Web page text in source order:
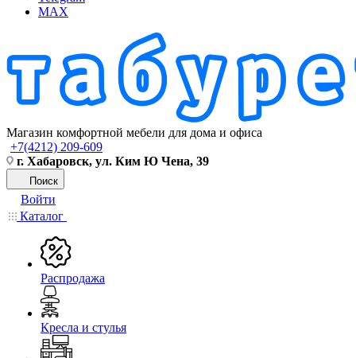
MAX
Магазин комфортной мебели для дома и офиса
+7(4212) 209-609
г. Хабаровск, ул. Ким Ю Чена, 39
Поиск
Войти
Каталог
Распродажа
Кресла и стулья